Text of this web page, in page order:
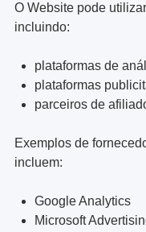
O Website pode
incluindo:
plataformas de
plataformas
parceiros de
Exemplos de
incluem:
Google Analytics
Microsoft